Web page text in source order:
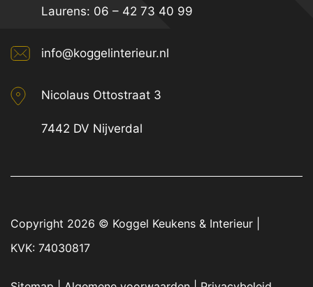
Laurens: 06 – 42 73 40 99
info@koggelinterieur.nl
Nicolaus Ottostraat 3
7442 DV Nijverdal
Copyright 2026 © Koggel Keukens & Interieur
KVK: 74030817